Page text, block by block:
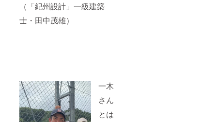
（「紀州設計」一級建築
士・田中茂雄）
一木
さん
とは